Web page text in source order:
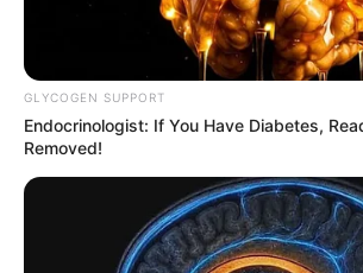
GLYCOGEN SUPPORT
Endocrinologist: If You Have Diabetes,
Removed!